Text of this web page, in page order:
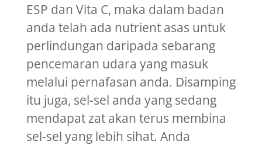
ESP dan Vita C, maka dalam badan
anda telah ada nutrient asas untuk
perlindungan daripada sebarang
pencemaran udara yang masuk
melalui pernafasan anda. Disamping
itu juga, sel-sel anda yang sedang
mendapat zat akan terus membina
sel-sel yang lebih sihat. Anda